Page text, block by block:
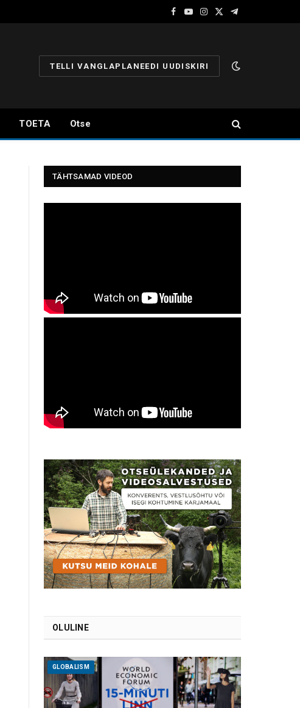
Facebook
YouTube
Instagram
X
Telegram
TELLI VANGLAPLANEEDI UUDISKIRI
TOETA Otse
TÄHTSAMAD VIDEOD
OLULINE
GLOBALISM